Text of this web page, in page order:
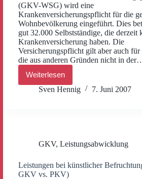
(GKV-WSG) wird eine
Krankenversicherungspflicht für die
Wohnbevölkerung eingeführt. Dies
gut 32.000 Selbstständige, die derzeit
Krankenversicherung haben. Die
Versicherungspflicht gilt aber auch für
die aus anderen Gründen nicht in
WeiterlesenVersicherungspflicht
für
Selbstständige
Sven Hennig 7. Juni 2007
GKV, Leistungsabwicklung
Leistungen bei künstlicher
GKV vs. PKV)